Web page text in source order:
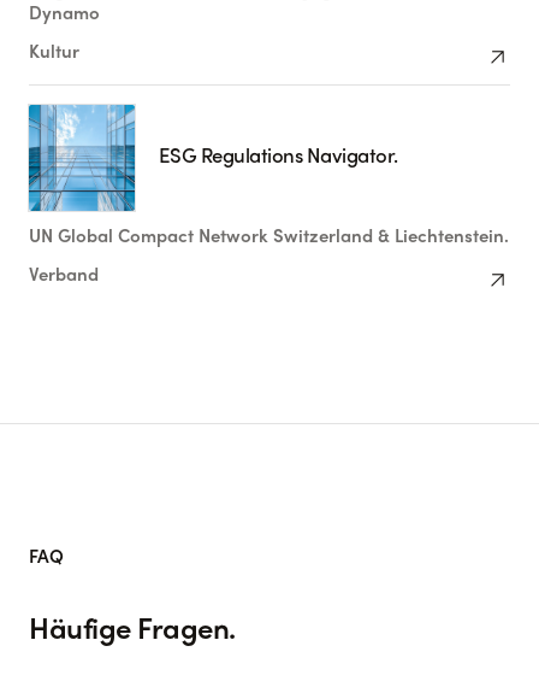
Dynamo
Kultur arrow_outward
ESG Regulations Navigator.
UN Global Compact Network Switzerland & Liechtenstein.
Verband arrow_outward
FAQ
Häufige Fragen.